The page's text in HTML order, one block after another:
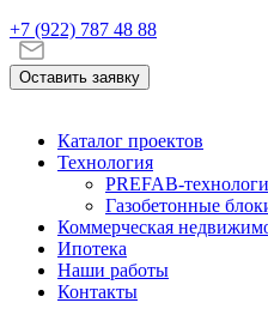
+7 (922) 787 48 88
Оставить заявку
Каталог проектов
Технология
PREFAB-
Газобетонные
Коммерческая
Ипотека
Наши работы
Контакты